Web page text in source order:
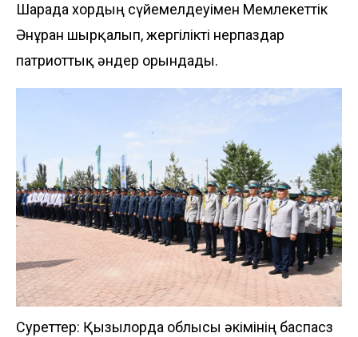
Шарада хордың сүйемелдеуімен Мемлекеттік
Әнұран шырқалып, жергілікті өнерпаздар
патриоттық әндер орындады.
Суреттер: Қызылорда облысы әкімінің баспасөз